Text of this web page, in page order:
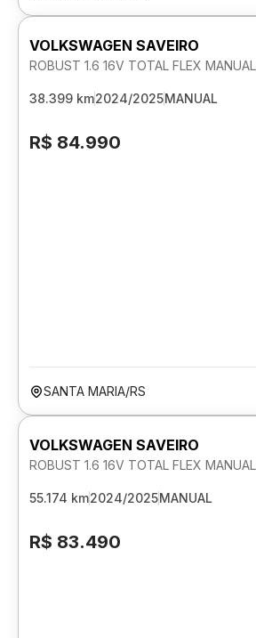
VOLKSWAGEN SAVEIRO
ROBUST 1.6 16V TOTAL FLEX MANUAL
38.399 km2024/2025MANUAL
R$ 84.990
SANTA MARIA/RS
VOLKSWAGEN SAVEIRO
ROBUST 1.6 16V TOTAL FLEX MANUAL
55.174 km2024/2025MANUAL
R$ 83.490